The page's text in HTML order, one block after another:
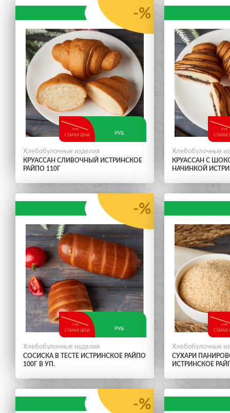
-%
РУБ.
СТАРАЯ ЦЕНА РУБ.
Хлебобулочные изделия
КРУАССАН СЛИВОЧНЫЙ ИСТРИНСКОЕ
РАЙПО 110Г
РУБ.
СТАРАЯ
Хлебобулочные
КРУАССАН С
НАЧИНКОЙ
-%
РУБ.
СТАРАЯ ЦЕНА РУБ.
Хлебобулочные изделия
СОСИСКА В ТЕСТЕ ИСТРИНСКОЕ РАЙПО
100Г В УП.
РУБ.
СТАРАЯ
Хлебобулочные
СУХАРИ
ИСТРИНСКОЕ
-%